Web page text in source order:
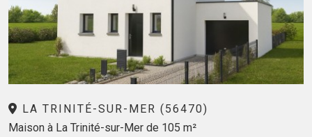
LA TRINITÉ-SUR-MER (56470)
Maison à La Trinité-sur-Mer de 105 m²